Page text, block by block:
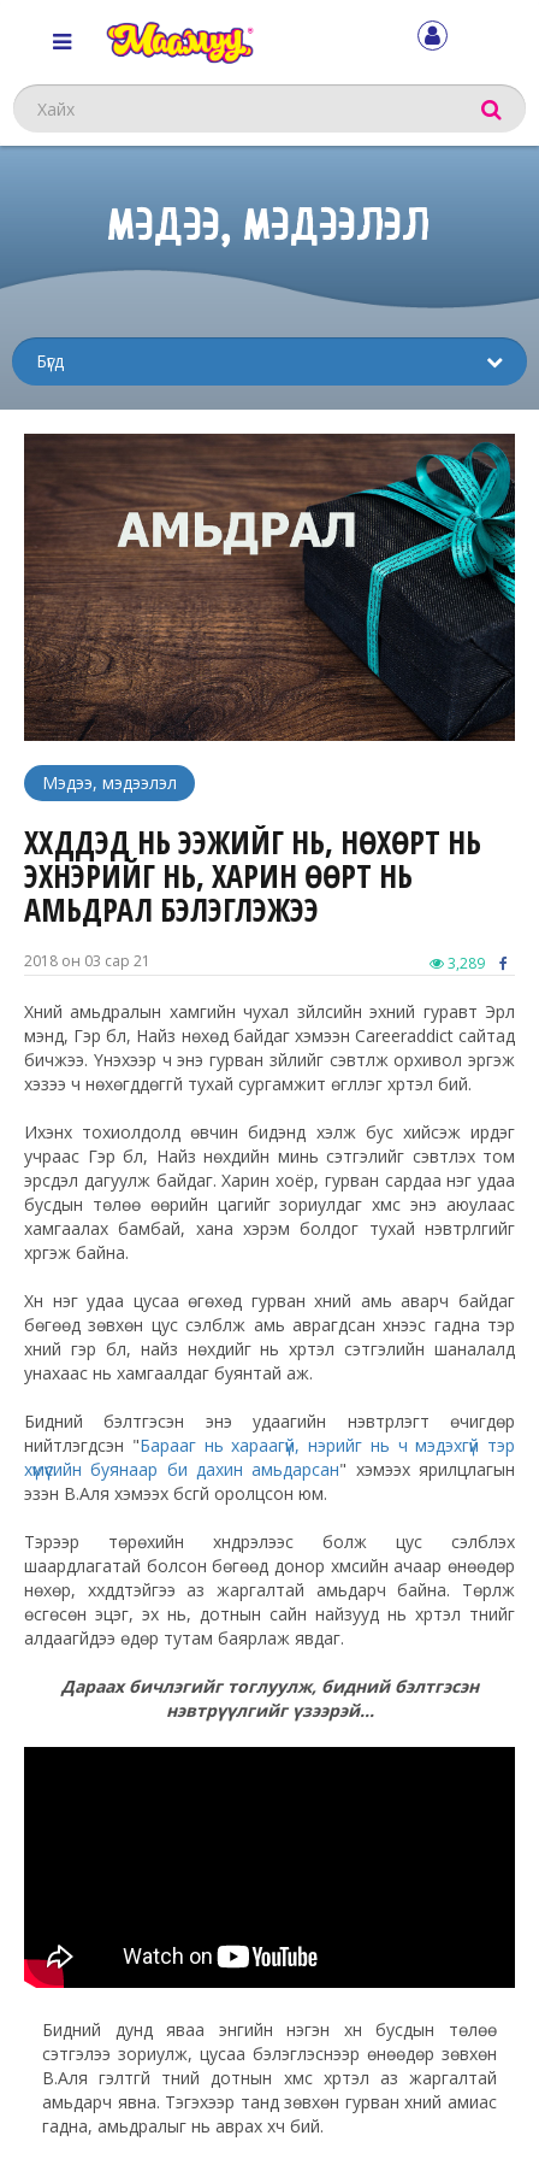
Хайх
МЭДЭЭ, МЭДЭЭЛЭЛ
Мэдээ, мэдээлэл
ХҮҮХДҮҮДЭД НЬ ЭЭЖИЙГ НЬ, НӨХӨРТ НЬ
ЭХНЭРИЙГ НЬ, ХАРИН ӨӨРТ НЬ
АМЬДРАЛ БЭЛЭГЛЭЖЭЭ
2018 он 03 сар 21 3,289
Хүний амьдралын хамгийн чухал зүйлсийн эхний гуравт Эрүүл
мэнд, Гэр бүл, Найз нөхөд байдаг хэмээн Careeraddict сайтад
бичжээ. Үнэхээр ч энэ гурван зүйлийг сэвтүүлж орхивол эргэж
хэзээ ч нөхөгддөггүй тухай сургамжит өгүүллэг хүртэл бий.
Ихэнх тохиолдолд өвчин бидэнд хэлж бус хийсэж ирдэг
учраас Гэр бүл, Найз нөхдийн минь сэтгэлийг сэвтүүлэх том
эрсдэл дагуулж байдаг. Харин хоёр, гурван сардаа нэг удаа
бусдын төлөө өөрийн цагийг зориулдаг хүмүүс энэ аюулаас
хамгаалах бамбай, хана хэрэм болдог тухай нэвтрүүлгийг
хүргэж байна.
Хүн нэг удаа цусаа өгөхөд гурван хүний амь аварч байдаг
бөгөөд зөвхөн цус сэлбүүлж амь аврагдсан хүнээс гадна тэр
хүний гэр бүл, найз нөхдийг нь хүртэл сэтгэлийн шаналалд
унахаас нь хамгаалдаг буянтай аж.
Бидний бэлтгэсэн энэ удаагийн нэвтрүүлэгт өчигдөр
нийтлэгдсэн "Барааг нь хараагүй, нэрийг нь ч мэдэхгүй тэр
хүмүүсийн буянаар би дахин амьдарсан" хэмээх ярилцлагын
эзэн В.Аля хэмээх бүсгүй оролцсон юм.
Тэрээр төрөхийн хүндрэлээс болж цус сэлбүүлэх
шаардлагатай болсон бөгөөд донор хүмүүсийн ачаар өнөөдөр
нөхөр, хүүхдүүдтэйгээ аз жаргалтай амьдарч байна. Төрүүлж
өсгөсөн эцэг, эх нь, дотнын сайн найзууд нь хүртэл түүнийг
алдаагүйдээ өдөр тутам баярлаж явдаг.
Дараах бичлэгийг тоглуулж, бидний бэлтгэсэн
нэвтрүүлгийг үзээрэй...
Бидний дунд яваа энгийн нэгэн хүн бусдын төлөө
сэтгэлээ зориулж, цусаа бэлэглэснээр өнөөдөр зөвхөн
В.Аля гэлтгүй түүний дотнын хүмүүс хүртэл аз жаргалтай
амьдарч явна. Тэгэхээр танд зөвхөн гурван хүний амиас
гадна, амьдралыг нь аврах хүч бий.